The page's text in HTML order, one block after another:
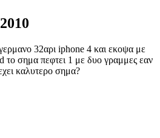
32αρι iphone 4 και εκοψα με
το σημα πεφτει 1 με δυο γραμμες εαν
καλυτερο σημα?